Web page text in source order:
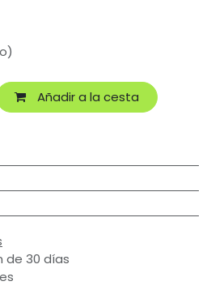
Añadir a la cesta
de 30 días